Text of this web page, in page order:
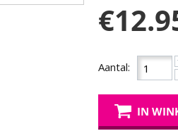
€
Aantal:
IN